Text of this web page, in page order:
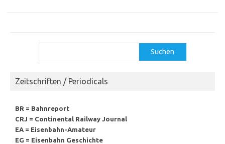
Suchen
Zeitschriften / Periodicals
BR = Bahnreport
CRJ = Continental Railway Journal
EA = Eisenbahn-Amateur
EG = Eisenbahn Geschichte